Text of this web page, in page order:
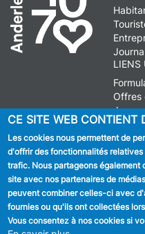
LIENS
Offres
CE SITE WEB CONTIENT
Les cookies nous permettent de
d'offrir des fonctionnalités
trafic. Nous partageons également
site avec nos partenaires de
peuvent combiner celles-ci avec
fournies ou qu'ils ont collectées
Vous consentez à nos cookies si